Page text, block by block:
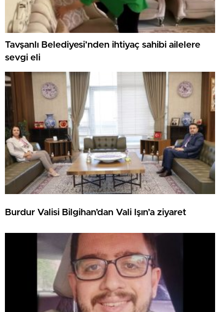
Tavşanlı Belediyesi’nden ihtiyaç sahibi ailelere
sevgi eli
Burdur Valisi Bilgihan’dan Vali Işın’a ziyaret